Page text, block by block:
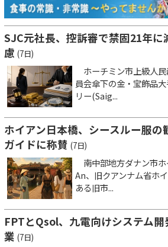
SJC元社長、控訴審で禁固21年
慮 (7日)
ホーチミン市上級人
員会傘下の金・宝飾品
リー(Saig...
ホイアン日本橋、シースルー服の
ガイドに称賛 (7日)
南中部地方ダナン市
An、旧クアンナム省ホ
ある旧市...
FPTとQsol、九電向けシステム
業 (7日)